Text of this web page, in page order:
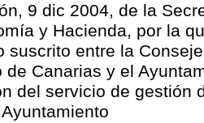
9 dic 2004, de la
y Hacienda, por la
suscrito entre la
de Canarias y el
del servicio de gestión